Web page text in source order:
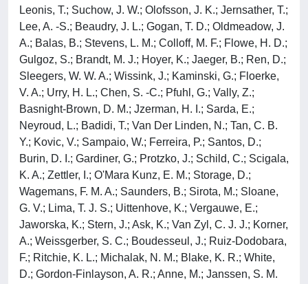
Leonis, T.; Suchow, J. W.; Olofsson, J. K.; Jernsather, T.;
Lee, A. -S.; Beaudry, J. L.; Gogan, T. D.; Oldmeadow, J.
A.; Balas, B.; Stevens, L. M.; Colloff, M. F.; Flowe, H. D.;
Gulgoz, S.; Brandt, M. J.; Hoyer, K.; Jaeger, B.; Ren, D.;
Sleegers, W. W. A.; Wissink, J.; Kaminski, G.; Floerke,
V. A.; Urry, H. L.; Chen, S. -C.; Pfuhl, G.; Vally, Z.;
Basnight-Brown, D. M.; Jzerman, H. I.; Sarda, E.;
Neyroud, L.; Badidi, T.; Van Der Linden, N.; Tan, C. B.
Y.; Kovic, V.; Sampaio, W.; Ferreira, P.; Santos, D.;
Burin, D. I.; Gardiner, G.; Protzko, J.; Schild, C.; Scigala,
K. A.; Zettler, I.; O'Mara Kunz, E. M.; Storage, D.;
Wagemans, F. M. A.; Saunders, B.; Sirota, M.; Sloane,
G. V.; Lima, T. J. S.; Uittenhove, K.; Vergauwe, E.;
Jaworska, K.; Stern, J.; Ask, K.; Van Zyl, C. J. J.; Korner,
A.; Weissgerber, S. C.; Boudesseul, J.; Ruiz-Dodobara,
F.; Ritchie, K. L.; Michalak, N. M.; Blake, K. R.; White,
D.; Gordon-Finlayson, A. R.; Anne, M.; Janssen, S. M.